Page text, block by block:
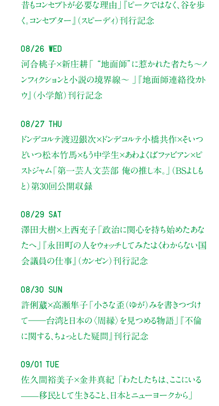
昔もコンセプトが必要な理由」
『ピークではなく、谷を歩
く。コンセプター』（スピーディ）刊行記念
08/26 Wed
河合桃子×新庄耕「 “地面師”に惹かれた者たち〜ノ
ンフィクションと小説の境界線〜 」
『地面師連絡役カト
ウ』（小学館）刊行記念
08/27 Thu
ドンデコルテ渡辺銀次×ドンデコルテ小橋共作×そいつ
どいつ松本竹馬×もう中学生×あわよくばファビアン×ピ
ストジャム「第一芸人文芸部 俺の推し本。」（BSよしも
と） 第30回公開収録
08/29 Sat
澤田大樹×上西充子 「政治に関心を持ち始めたあな
たへ」
『永田町の人をウォッチしてみた：よくわからない国
会議員の仕事』（カンゼン）刊行記念
08/30 Sun
許俐葳×高瀬隼子 「小さな歪（ゆが）みを書きつづけ
て――台湾と日本の〈周縁〉を見つめる物語」
『不倫
に関する、ちょっとした疑問』刊行記念
09/01 Tue
佐久間裕美子×金井真紀 「わたしたちは、ここにいる
——移民として生きること、日本とニューヨークから」